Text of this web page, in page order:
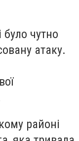
було чутно
атаку.
районі